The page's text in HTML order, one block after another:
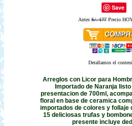
Save
AntesS/. 177Precio
Detallamos el
Arreglos con Licor para
Importado de Naranja
presentacion de 700ml,
floral en base de ceramica
importados de colores y follaje
15 deliciosas trufas y
presente incluye